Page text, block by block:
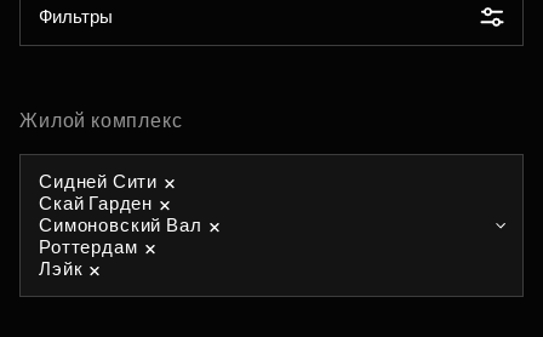
Фильтры
Жилой комплекс
Сидней Сити
Скай Гарден
Симоновский Вал
Роттердам
Лэйк